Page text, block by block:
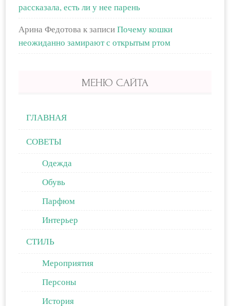
рассказала, есть ли у нее парень
Арина Федотова к записиПочему кошки
неожиданно замирают с открытым ртом
МЕНЮ САЙТА
ГЛАВНАЯ
СОВЕТЫ
Одежда
Обувь
Парфюм
Интерьер
СТИЛЬ
Мероприятия
Персоны
История